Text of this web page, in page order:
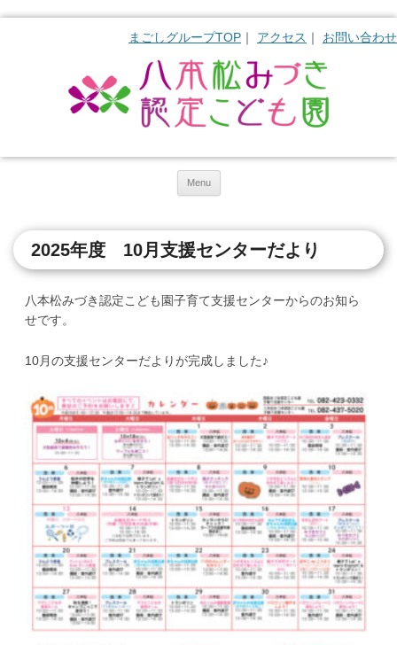
まごしグループTOP アクセス お問い合わせ
Menu
2025年度 10月支援センターだより
八本松みづき認定こども園子育て支援センターからのお知ら
せです。
10月の支援センターだよりが完成しました♪